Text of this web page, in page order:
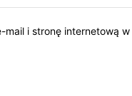
mail i stronę internetową